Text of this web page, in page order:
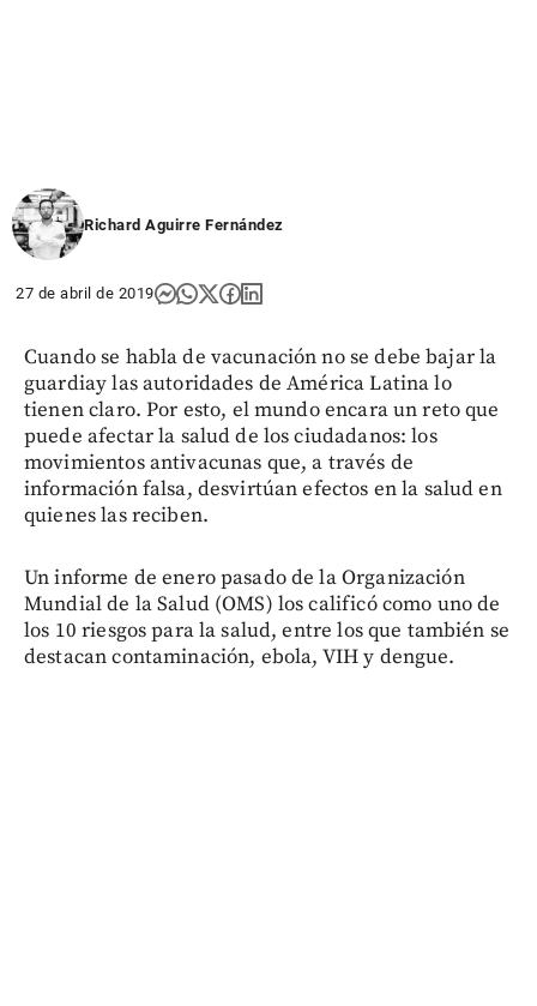
Richard Aguirre Fernández
27 de abril de 2019
Cuando se habla de vacunación no se debe bajar la
guardiay las autoridades de América Latina lo
tienen claro. Por esto, el mundo encara un reto que
puede afectar la salud de los ciudadanos: los
movimientos antivacunas que, a través de
información falsa, desvirtúan efectos en la salud en
quienes las reciben.
Un informe de enero pasado de la Organización
Mundial de la Salud (OMS) los calificó como uno de
los 10 riesgos para la salud, entre los que también se
destacan contaminación, ebola, VIH y dengue.